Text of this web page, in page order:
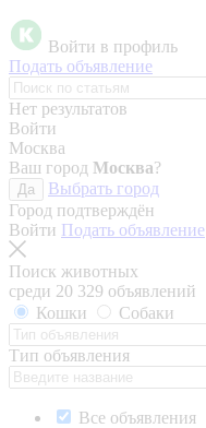
Войти в профиль
Подать объявление
Нет результатов
Войти
Москва
Ваш город Москва?
Да
Выбрать город
Город подтверждён
Войти Подать объявление
Поиск животных
среди 20 329 объявлений
Кошки
Собаки
Тип объявления
Все объявления